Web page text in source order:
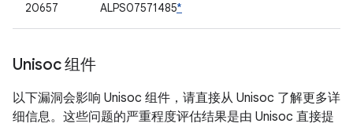
20657
ALPS07571485*
Unisoc 组件
以下漏洞会影响 Unisoc 组件，请直接从 Unisoc 了解更多详
细信息。这些问题的严重程度评估结果是由 Unisoc 直接提